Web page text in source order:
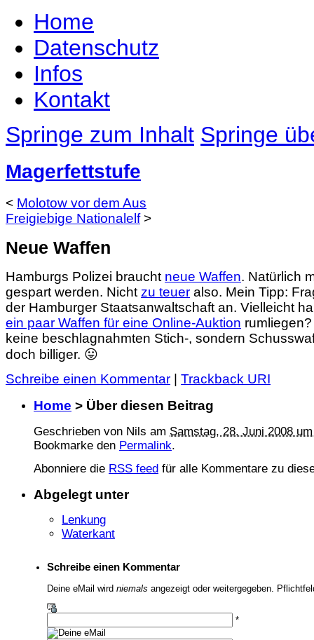
Home
Datenschutz
Infos
Kontakt
Springe zum Inhalt Springe
Magerfettstufe
< Molotow vor dem Aus
Freigiebige Nationalelf>
Neue Waffen
Hamburgs Polizei braucht neue Waffen. Natürlich
gespart werden. Nicht zu teuer also. Mein Tipp:
der Hamburger Staatsanwaltschaft an. Vielleicht
ein paar Waffen für eine Online-Auktion
keine beschlagnahmten Stich-, sondern
doch billiger. 😛
Schreibe einen Kommentar
Trackback URI
Home > Über diesen Beitrag
Geschrieben von Nils am Samstag, 28. Juni 2008
Bookmarke den Permalink.
Abonniere die RSS feed für alle Kommentare zu
Abgelegt unter
Lenkung
Waterkant
Schreibe einen Kommentar
Deine eMail wird niemals angezeigt oder weitergegeben.
*